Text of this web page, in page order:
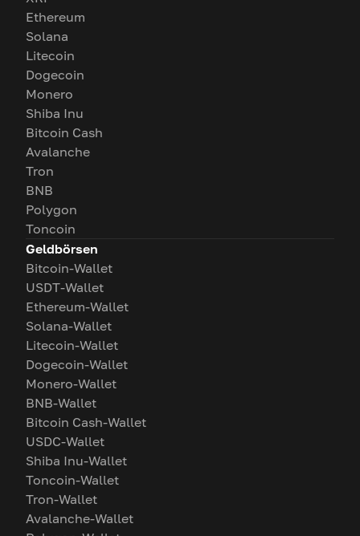
Ethereum
Solana
Litecoin
Dogecoin
Monero
Shiba Inu
Bitcoin Cash
Avalanche
Tron
BNB
Polygon
Toncoin
Geldbörsen
Bitcoin-Wallet
USDT-Wallet
Ethereum-Wallet
Solana-Wallet
Litecoin-Wallet
Dogecoin-Wallet
Monero-Wallet
BNB-Wallet
Bitcoin Cash-Wallet
USDC-Wallet
Shiba Inu-Wallet
Toncoin-Wallet
Tron-Wallet
Avalanche-Wallet